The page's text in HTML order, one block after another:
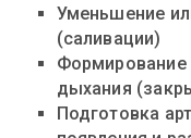
Уменьшение
(саливации)
Формирование
дыхания
Подготовка